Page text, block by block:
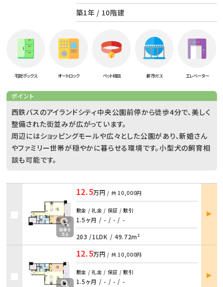
築1年 / 10階建
宅配ボックス オートロック ペット相談 都市ガス エレベーター
ポイント
西鉄バスのアイランドシティ中央公園前停から徒歩4分で、美しく
整備された街並みが広がっています。
周辺にはショッピングモールや広々とした公園があり、新婚さん
やファミリー世帯が穏やかに暮らせる環境です。小型犬の飼育相
談も可能です。
12.5万円 / 共 10,000円
敷金 / 礼金 / 保証 / 敷引
1.5ヶ月 / - / - / -
203 /1LDK / 49.72m²
部屋
詳細
12.5万円 / 共 10,000円
敷金 / 礼金 / 保証 / 敷引
1.5ヶ月 / - / - / -
部屋
詳細